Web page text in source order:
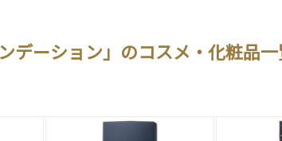
デーション」のコスメ・化粧品